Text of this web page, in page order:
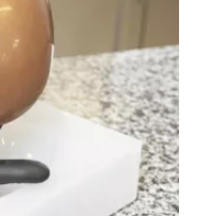
ズ
で
テ
ン
パ
リ
ン